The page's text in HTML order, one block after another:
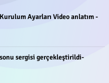
Ayarları Video anlatım -
sergisi gerçekleştirildi-